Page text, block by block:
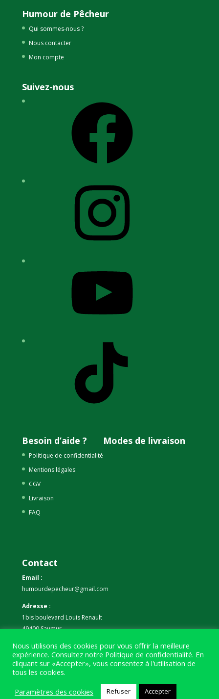
Humour de Pêcheur
Qui sommes-nous ?
Nous contacter
Mon compte
Suivez-nous
Besoin d’aide ?
Politique de confidentialité
Mentions légales
CGV
Livraison
FAQ
Modes de livraison
Contact
Email :
humourdepecheur@gmail.com
Adresse :
1bis boulevard Louis Renault
49400 Saumur
Téléphone :
07 59 61 06 63
Nous utilisons des cookies pour vous offrir la meilleure
expérience. Consultez notre Politique de confidentialité. En
cliquant sur «Accepter», vous consentez à l'utilisation de
tous les cookies.
Paramètres des cookies
Refuser Accepter